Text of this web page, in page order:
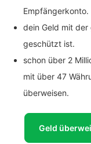
Empfängerkonto.
dein Geld mit der
geschützt ist.
schon über 2
mit über 47
überweisen.
Geld